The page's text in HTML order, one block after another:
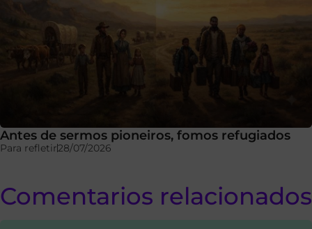
Antes de sermos pioneiros, fomos refugiados
Para refletir28/07/2026
Comentarios relacionados